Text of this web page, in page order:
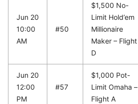
Jun 20
10:00
AM
#50
$1,500 No-
Limit Hold’em
Millionaire
Maker – Flight
D
Jun 20
12:00
PM
#57
$1,000 Pot-
Limit Omaha –
Flight A